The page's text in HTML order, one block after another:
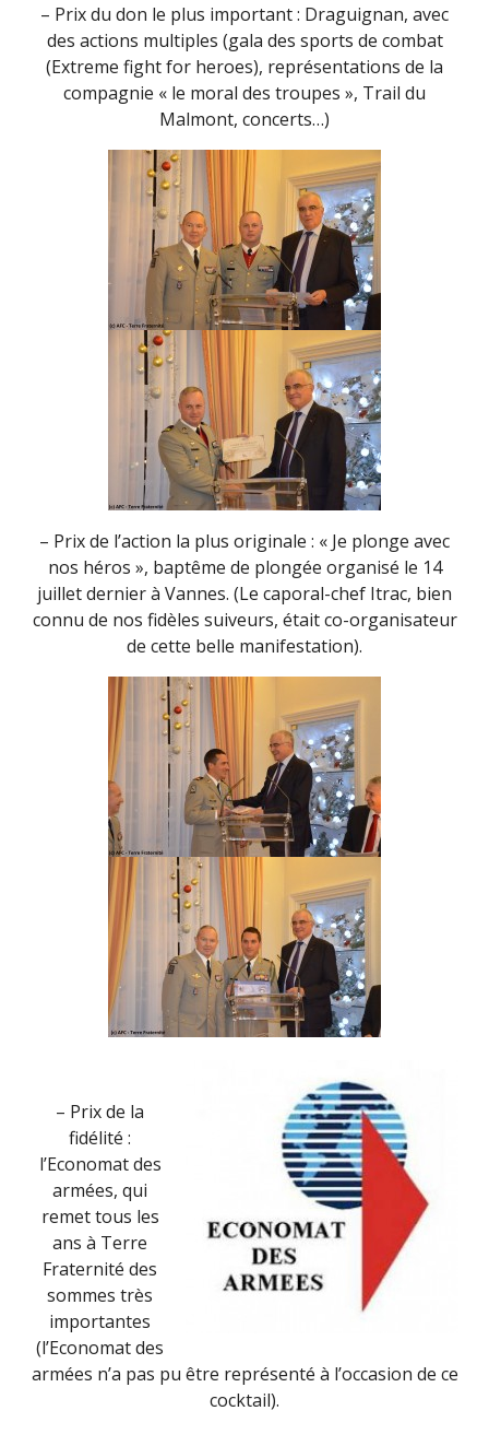
– Prix du don le plus important : Draguignan, avec
des actions multiples (gala des sports de combat
(Extreme fight for heroes), représentations de la
compagnie « le moral des troupes », Trail du
Malmont, concerts…)
– Prix de l’action la plus originale : « Je plonge avec
nos héros », baptême de plongée organisé le 14
juillet dernier à Vannes. (Le caporal-chef Itrac, bien
connu de nos fidèles suiveurs, était co-organisateur
de cette belle manifestation).
– Prix de la
fidélité :
l’Economat des
armées, qui
remet tous les
ans à Terre
Fraternité des
sommes très
importantes
(l’Economat des
armées n’a pas pu être représenté à l’occasion de ce
cocktail).